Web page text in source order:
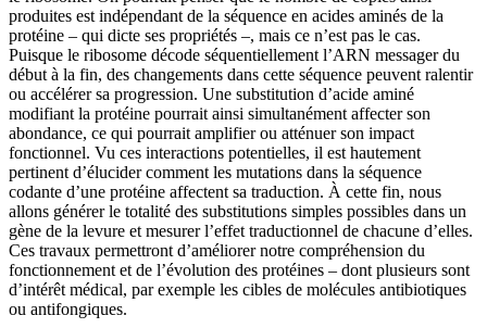
produites est indépendant de la séquence en acides aminés de la
protéine – qui dicte ses propriétés –, mais ce n’est pas le cas.
Puisque le ribosome décode séquentiellement l’ARN messager du
début à la fin, des changements dans cette séquence peuvent ralentir
ou accélérer sa progression. Une substitution d’acide aminé
modifiant la protéine pourrait ainsi simultanément affecter son
abondance, ce qui pourrait amplifier ou atténuer son impact
fonctionnel. Vu ces interactions potentielles, il est hautement
pertinent d’élucider comment les mutations dans la séquence
codante d’une protéine affectent sa traduction. À cette fin, nous
allons générer le totalité des substitutions simples possibles dans un
gène de la levure et mesurer l’effet traductionnel de chacune d’elles.
Ces travaux permettront d’améliorer notre compréhension du
fonctionnement et de l’évolution des protéines – dont plusieurs sont
d’intérêt médical, par exemple les cibles de molécules antibiotiques
ou antifongiques.